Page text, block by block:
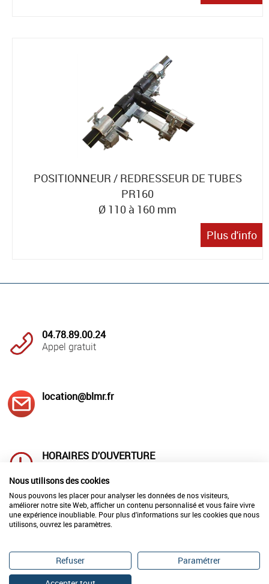
POSITIONNEUR / REDRESSEUR DE TUBES
PR160
Ø 110 à 160 mm
Plus d'info
04.78.89.00.24
Appel gratuit
location@blmr.fr
HORAIRES D'OUVERTURE
et 14h à 18h00
Vendredi : 8h00 à 12h00 et 14h00 à 17h00
en 24h00
Nous utilisons des cookies
Nous pouvons les placer pour analyser les données de nos visiteurs,
améliorer notre site Web, afficher un contenu personnalisé et vous faire vivre
une expérience inoubliable. Pour plus d'informations sur les cookies que nous
utilisons, ouvrez les paramètres.
Refuser
Paramétrer